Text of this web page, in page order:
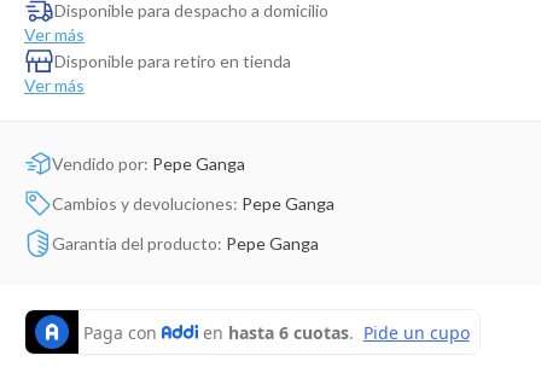
Disponible para despacho a domicilio
Ver más
Disponible para retiro en tienda
Ver más
Vendido por: Pepe Ganga
Cambios y devoluciones: Pepe Ganga
Garantía del producto: Pepe Ganga
Dinosaurio Juguete